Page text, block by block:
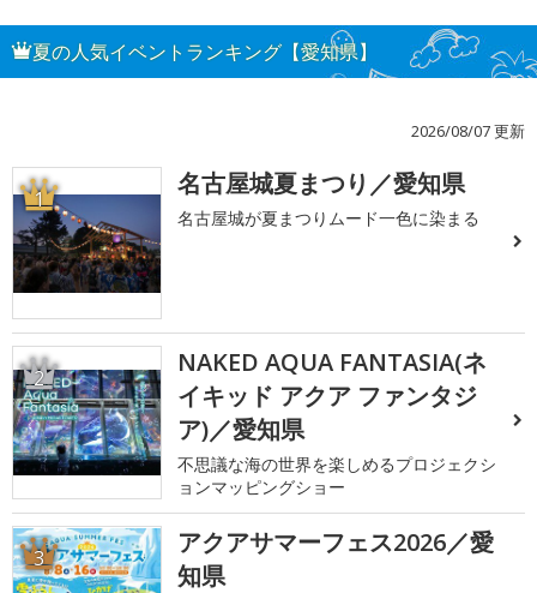
夏の人気イベントランキング【愛知県】
2026/08/07 更新
1 名古屋城夏まつり／愛知県
名古屋城が夏まつりムード一色に染まる
2
NAKED AQUA FANTASIA(ネ
イキッド アクア ファンタジ
ア)／愛知県
不思議な海の世界を楽しめるプロジェクシ
ョンマッピングショー
3
アクアサマーフェス2026／愛
知県